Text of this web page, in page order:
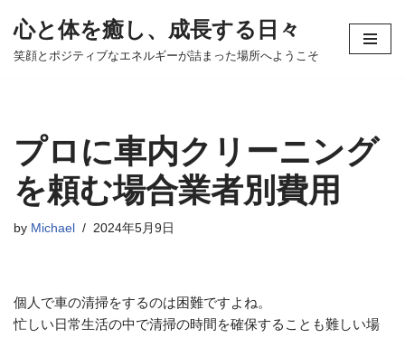
コ
へ
ス
キ
ッ
心と体を癒し、成長する日々
笑顔とポジティブなエネルギーが詰まった場所へようこそ
プロに車内クリーニング
を頼む場合業者別費用
by Michael 2024年5月9日
個人で車の清掃をするのは困難ですよね。
忙しい日常生活の中で清掃の時間を確保することも難しい場